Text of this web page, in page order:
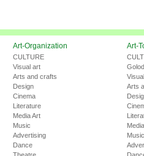
Art-Organization
CULTURE
Visual art
Arts and crafts
Design
Cinema
Literature
Media Art
Music
Advertising
Dance
Art-
Arts
Music